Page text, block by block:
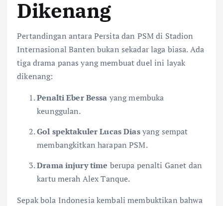
Dikenang
Pertandingan antara Persita dan PSM di Stadion
Internasional Banten bukan sekadar laga biasa. Ada
tiga drama panas yang membuat duel ini layak
dikenang:
Penalti Eber Bessa yang membuka
keunggulan.
Gol spektakuler Lucas Diasyang sempat
membangkitkan harapan PSM.
Drama injury time berupa penalti Ganet dan
kartu merah Alex Tanque.
Sepak bola Indonesia kembali membuktikan bahwa